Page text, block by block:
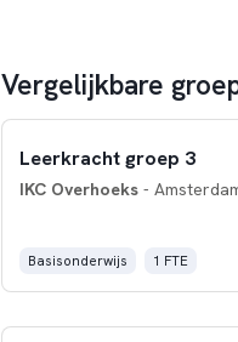
Vergelijkbare
Leerkracht groep 3
IKC Overhoeks-
Basisonderwijs 1 FTE